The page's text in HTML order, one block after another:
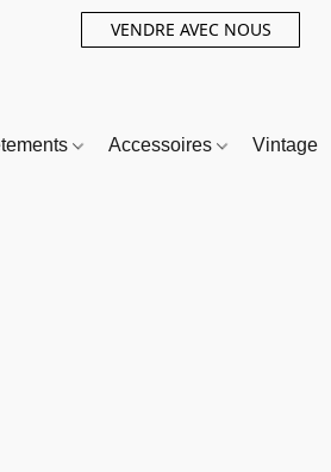
VENDRE AVEC NOUS
Accessoires Vintage